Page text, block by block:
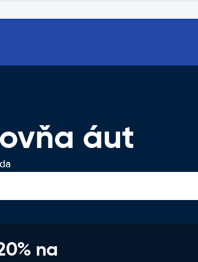
áut
na